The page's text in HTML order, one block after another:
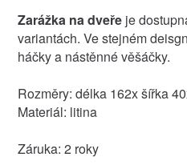
Zarážka na dveřeje
variantách. Ve stejném
háčky a nástěnné věšáčky.
Rozměry: délka 162x šířka
Materiál: litina
Záruka: 2 roky